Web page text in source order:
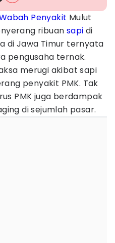
Penyakit Mulut
ribuan sapi di
di Jawa Timur ternyata
pengusaha ternak.
merugi akibat sapi
penyakit PMK. Tak
PMK juga berdampak
di sejumlah pasar.